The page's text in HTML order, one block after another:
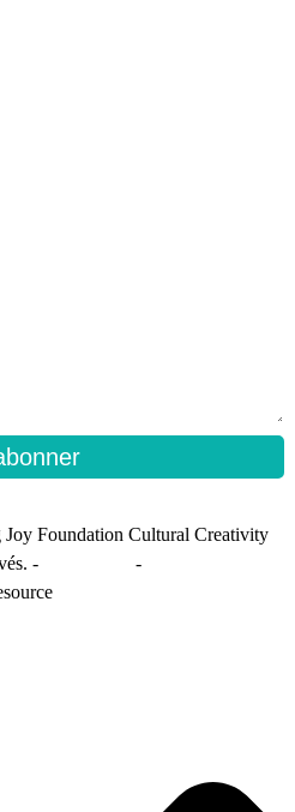
Foundation Cultural Creativity
-
-